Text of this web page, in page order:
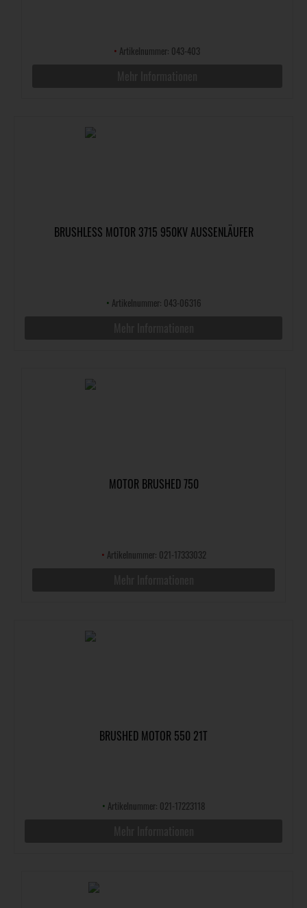
• Artikelnummer: 043-403
BRUSHLESS MOTOR 3715 950KV AUSSENLÄUFER
• Artikelnummer: 043-06316
MOTOR BRUSHED 750
• Artikelnummer: 021-17333032
BRUSHED MOTOR 550 21T
• Artikelnummer: 021-17223118